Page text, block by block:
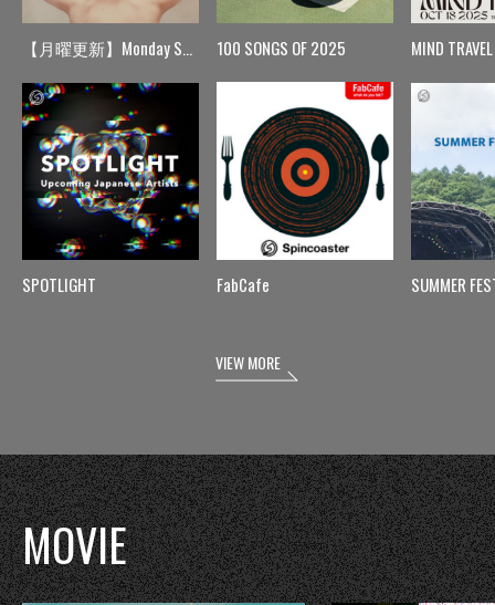
【月曜更新】Monday Spin
SPOTLIGHT
100 SONGS OF 2025
FabCafe
MIND TRAVEL
SUMMER
VIEW MORE
MOVIE